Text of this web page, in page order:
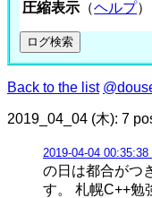
圧縮表示 （ヘルプ）
Back to the list
2019_04_04 (木): 7
2019-04-04 00:35:38
の日は都合がつ
す。 札幌C++勉